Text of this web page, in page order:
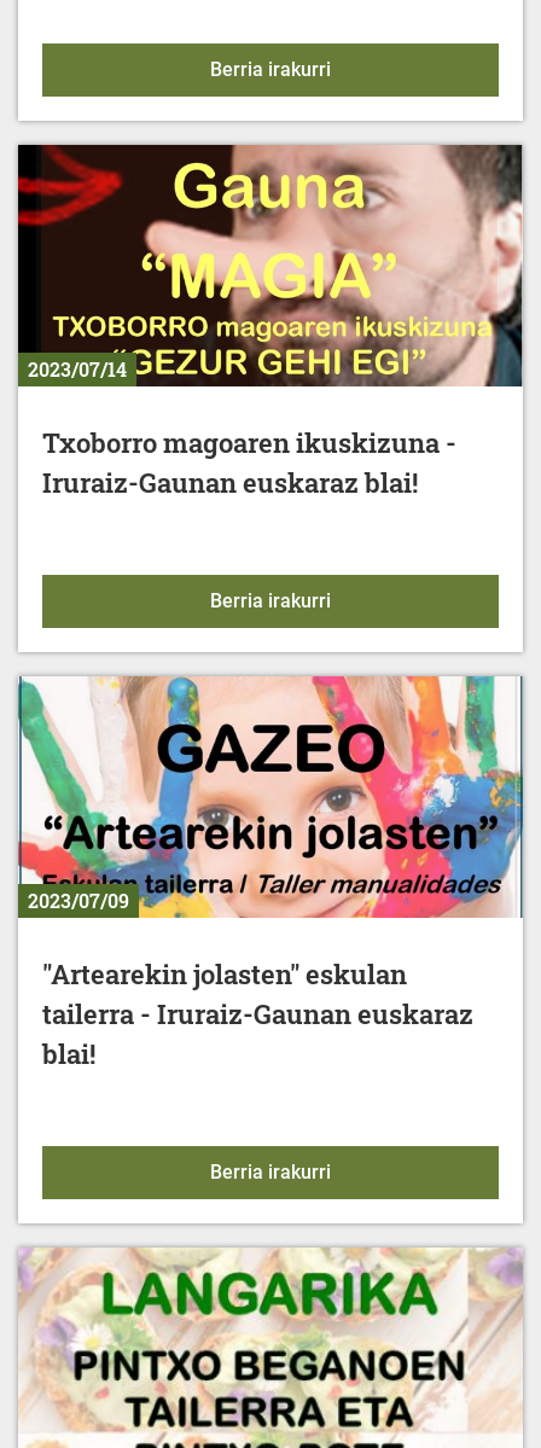
Berria irakurri
2023/07/14
Txoborro magoaren ikuskizuna -
Iruraiz-Gaunan euskaraz blai!
Berria irakurri
2023/07/09
"Artearekin jolasten" eskulan
tailerra - Iruraiz-Gaunan euskaraz
blai!
Berria irakurri